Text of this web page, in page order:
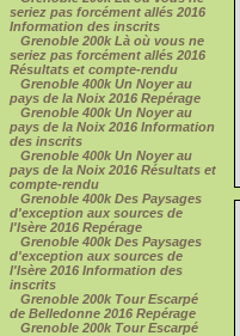
seriez pas forcément allés 2016
Information des inscrits
Grenoble 200k Là où vous ne
seriez pas forcément allés 2016
Résultats et compte-rendu
Grenoble 400k Un Noyer au
pays de la Noix 2016 Repérage
Grenoble 400k Un Noyer au
pays de la Noix 2016 Information
des inscrits
Grenoble 400k Un Noyer au
pays de la Noix 2016 Résultats et
compte-rendu
Grenoble 400k Des Paysages
d'exception aux sources de
l'Isère 2016 Repérage
Grenoble 400k Des Paysages
d'exception aux sources de
l'Isère 2016 Information des
inscrits
Grenoble 200k Tour Escarpé
de Belledonne 2016 Repérage
Grenoble 200k Tour Escarpé